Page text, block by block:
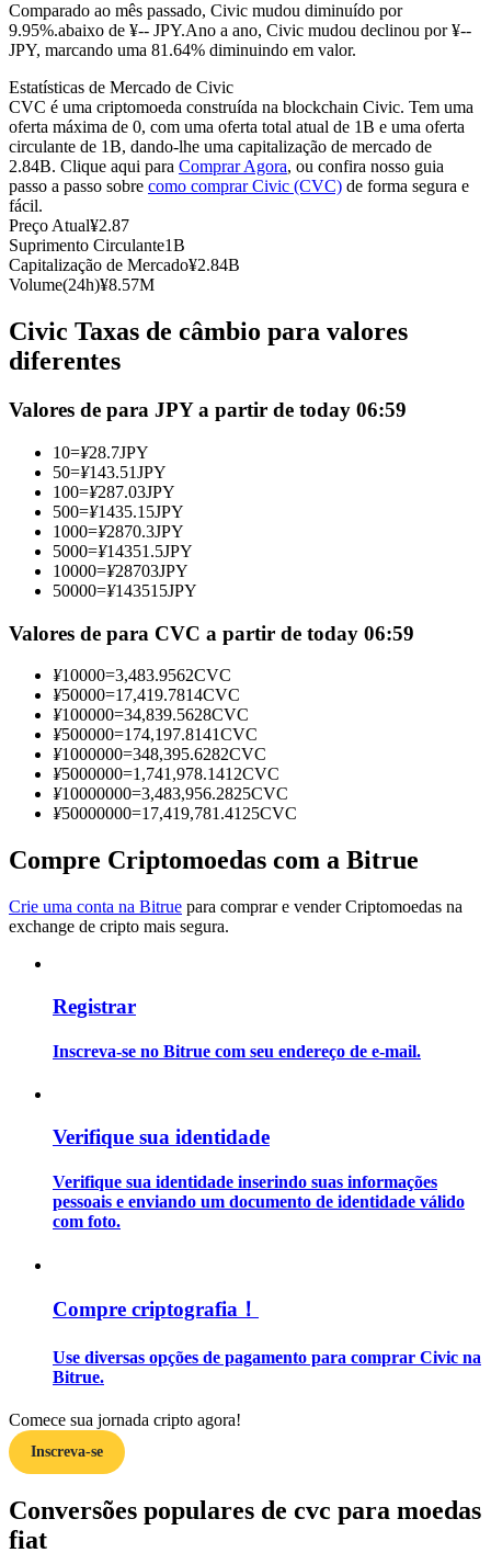
Futuros de USDC
Futuros usando USDC como garantia
Copiar Trading
Torne-se um Trader de Cópias
Desfrute da partilha de lucros e comissões de copy trading
Informação
Guia
Estratégias de negociação
Aprenda como se manter lucrativo
Ganhar
Comparado ao mês passado, Civic mudou diminuído por
9.95%.abaixo de ¥-- JPY.Ano a ano, Civic mudou declinou por ¥--
JPY, marcando uma 81.64% diminuindo em valor.
Estatísticas de Mercado de Civic
CVC é uma criptomoeda construída na blockchain Civic. Tem uma
oferta máxima de 0, com uma oferta total atual de 1B e uma oferta
circulante de 1B, dando-lhe uma capitalização de mercado de
2.84B. Clique aqui para Comprar Agora, ou confira nosso guia
passo a passo sobre como comprar Civic (CVC) de forma segura e
fácil.
Preço Atual¥2.87
Suprimento Circulante1B
Capitalização de Mercado¥2.84B
Volume(24h)¥8.57M
Civic Taxas de câmbio para valores
diferentes
Valores de para JPY a partir de today 06:59
10=¥28.7JPY
50=¥143.51JPY
100=¥287.03JPY
500=¥1435.15JPY
1000=¥2870.3JPY
5000=¥14351.5JPY
10000=¥28703JPY
50000=¥143515JPY
Valores de para CVC a partir de today 06:59
¥10000=3,483.9562CVC
¥50000=17,419.7814CVC
¥100000=34,839.5628CVC
¥500000=174,197.8141CVC
¥1000000=348,395.6282CVC
¥5000000=1,741,978.1412CVC
¥10000000=3,483,956.2825CVC
¥50000000=17,419,781.4125CVC
Compre Criptomoedas com a Bitrue
Crie uma conta na Bitrue para comprar e vender Criptomoedas na
exchange de cripto mais segura.
Registrar
Inscreva-se no Bitrue com seu endereço de e-mail.
Verifique sua identidade
Verifique sua identidade inserindo suas informações
pessoais e enviando um documento de identidade válido
com foto.
Compre criptografia！
Use diversas opções de pagamento para comprar Civic na
Bitrue.
Comece sua jornada cripto agora!
Inscreva-se
Conversões populares de cvc para moedas
fiat